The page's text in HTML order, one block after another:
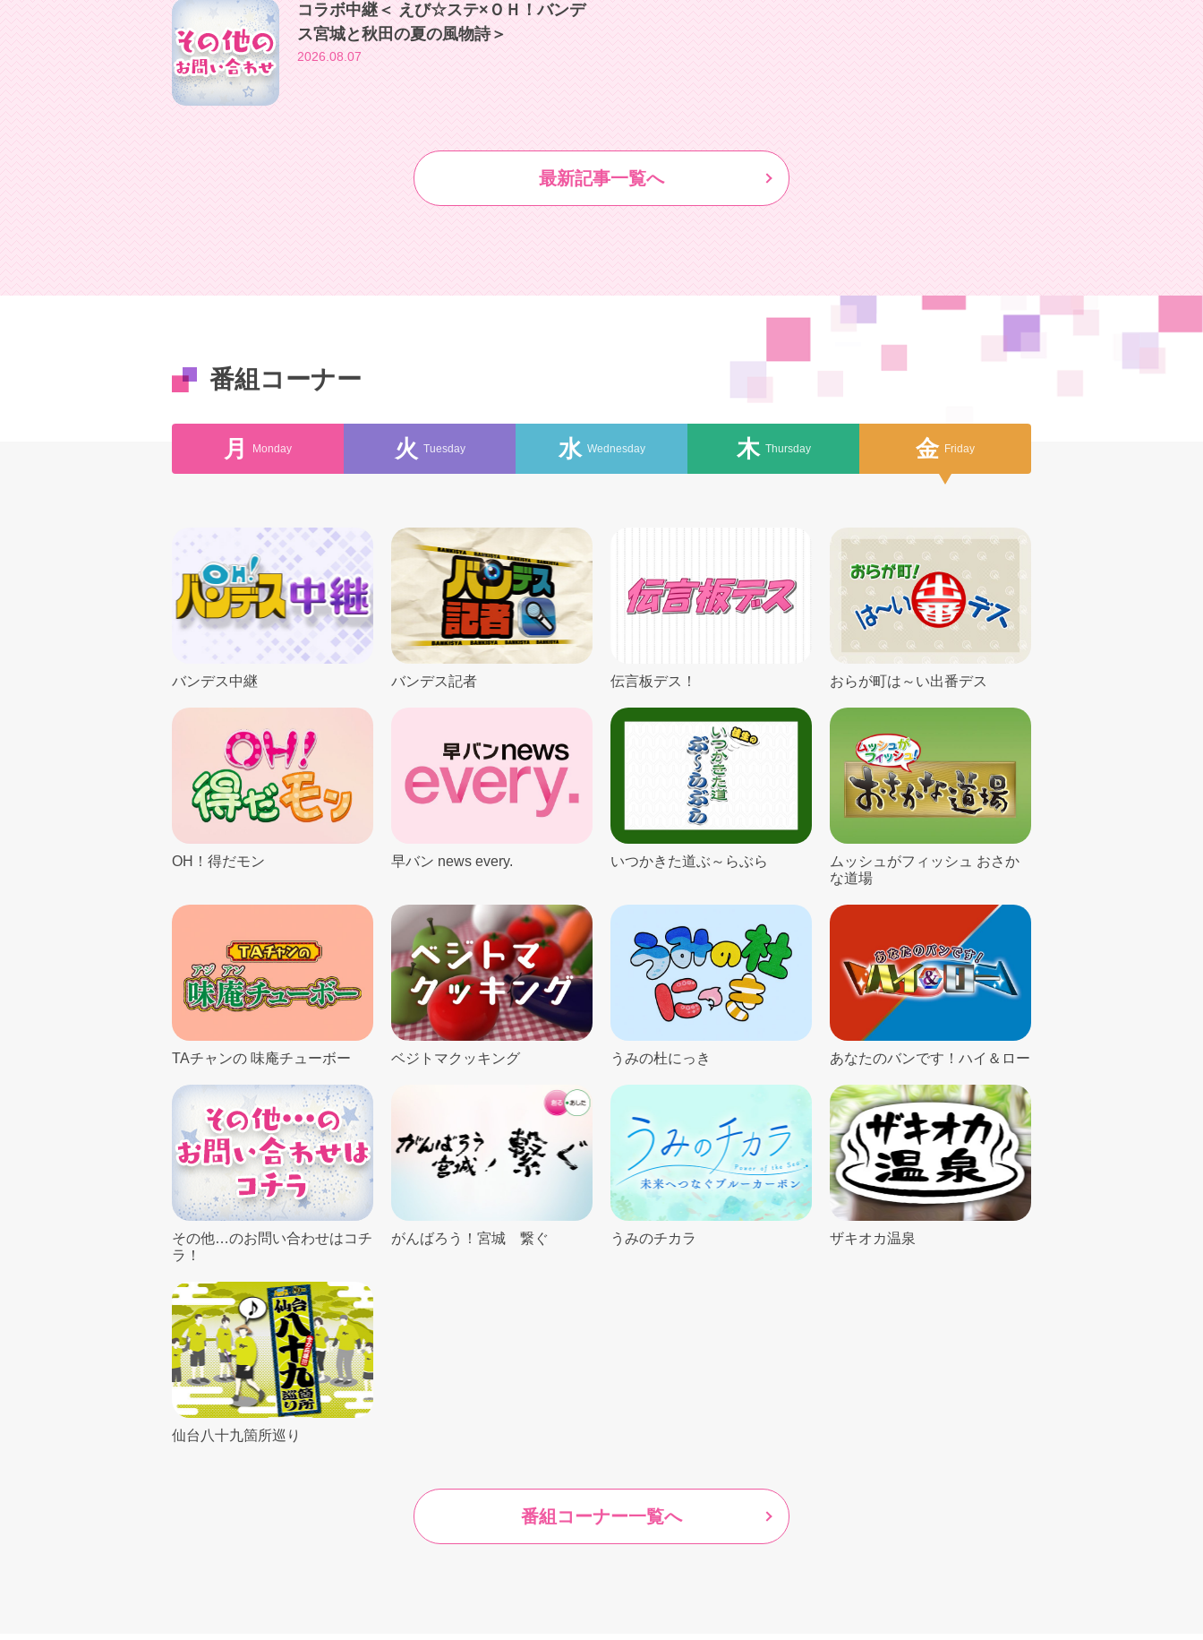
コラボ中継＜ えび☆ステ×ＯＨ！バンデ
ス宮城と秋田の夏の風物詩＞
2026.08.07
最新記事一覧へ
番組コーナー
月 Monday 火 Tuesday 水 Wednesday 木 Thursday 金 Friday
バンデス中継 バンデス記者 伝言板デス！ おらが町は～い出番デス
OH！得だモン 早バン news every. いつかきた道ぶ～らぶら
ムッシュがフィッシュ おさか
な道場
TAチャンの 味庵チューボー ベジトマクッキング うみの杜にっき あなたのバンです！ハイ＆ロー
その他…のお問い合わせはコチ
ラ！
がんばろう！宮城 繋ぐ うみのチカラ ザキオカ温泉
仙台八十九箇所巡り
番組コーナー一覧へ